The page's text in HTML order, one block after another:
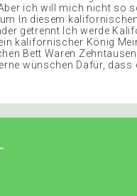
ich will mich nicht so
In diesem kalifornischen
getrennt Ich werde
kalifornischer König
Bett Waren
wünschen Dafür, dass